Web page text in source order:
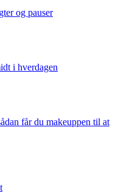
og pauser
i hverdagen
får du makeuppen til at